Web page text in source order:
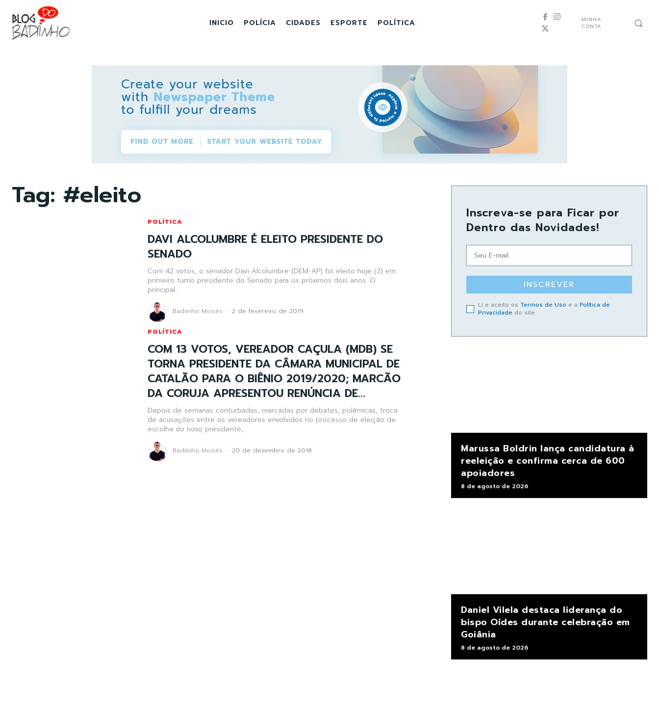
INICIO POLÍCIA CIDADES ESPORTE POLÍTICA
MINHA
CONTA
Tag: #eleito
POLÍTICA
DAVI ALCOLUMBRE É ELEITO PRESIDENTE DO
SENADO
Com 42 votos, o senador Davi Alcolumbre (DEM-AP) foi eleito hoje (2) em
primeiro turno presidente do Senado para os próximos dois anos. O
principal...
Badiinho Moisés - 2 de fevereiro de 2019
POLÍTICA
COM 13 VOTOS, VEREADOR CAÇULA (MDB) SE
TORNA PRESIDENTE DA CÂMARA MUNICIPAL DE
CATALÃO PARA O BIÊNIO 2019/2020; MARCÃO
DA CORUJA APRESENTOU RENÚNCIA DE...
Depois de semanas conturbadas, marcadas por debates, polêmicas, troca
de acusações entre os vereadores envolvidos no processo de eleição de
escolha do novo presidente,...
Badiinho Moisés - 20 de dezembro de 2018
Inscreva-se para Ficar por
Dentro das Novidades!
INSCREVER
Li e aceito os Termos de Uso e a Política de
Privacidade do site.
Marussa Boldrin lança candidatura à
reeleição e confirma cerca de 600
apoiadores
8 de agosto de 2026
Daniel Vilela destaca liderança do
bispo Oídes durante celebração em
Goiânia
8 de agosto de 2026